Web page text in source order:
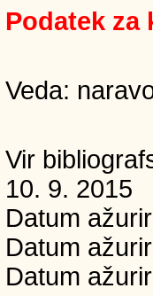
Podatek
Veda:
Vir
10. 9. 2015
Datum
Datum
Datum